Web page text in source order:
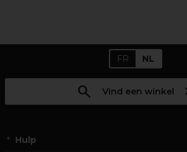
FR NL
Vind een winkel
Hulp